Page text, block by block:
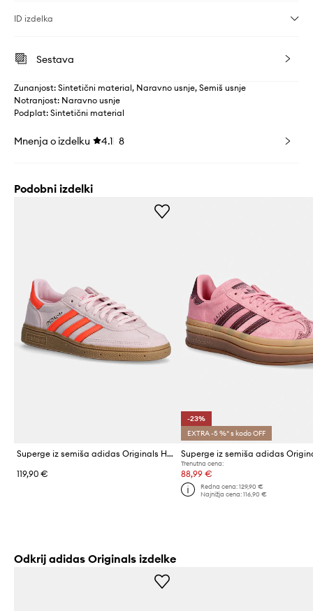
ID izdelka
Sestava
Zunanjost: Sintetični material, Naravno usnje, Semiš usnje
Notranjost: Naravno usnje
Podplat: Sintetični material
Mnenja o izdelku 4.1 8
Podobni izdelki
Superge iz semiša adidas Originals Handball Spezial W
119,90 €
-23%
EXTRA -5 %* s kodo OFF
Trenutna cena:
88,99 €
Redna cena: 129,90 €
Najnižja cena: 116,90 €
Odkrij adidas Originals izdelke